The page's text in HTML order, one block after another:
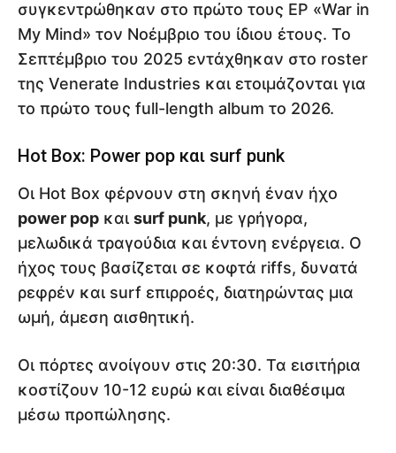
συγκεντρώθηκαν στο πρώτο τους EP «War in
My Mind» τον Νοέμβριο του ίδιου έτους. Το
Σεπτέμβριο του 2025 εντάχθηκαν στο roster
της Venerate Industries και ετοιμάζονται για
το πρώτο τους full-length album το 2026.
Hot Box: Power pop και surf punk
Οι Hot Box φέρνουν στη σκηνή έναν ήχο
power pop και surf punk, με γρήγορα,
μελωδικά τραγούδια και έντονη ενέργεια. Ο
ήχος τους βασίζεται σε κοφτά riffs, δυνατά
ρεφρέν και surf επιρροές, διατηρώντας μια
ωμή, άμεση αισθητική.
Οι πόρτες ανοίγουν στις 20:30. Τα εισιτήρια
κοστίζουν 10-12 ευρώ και είναι διαθέσιμα
μέσω προπώλησης.